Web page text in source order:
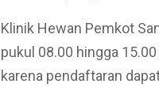
Klinik Hewan Pemkot
pukul 08.00 hingga
karena pendaftaran